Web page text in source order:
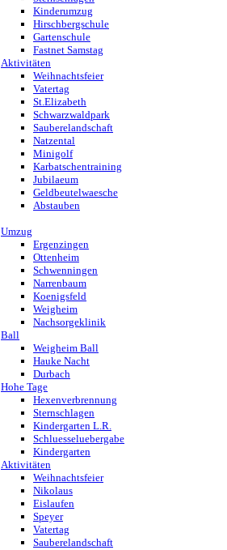
Kinderumzug
Hirschbergschule
Gartenschule
Fastnet Samstag
Aktivitäten
Weihnachtsfeier
Vatertag
St.Elizabeth
Schwarzwaldpark
Sauberelandschaft
Natzental
Minigolf
Karbatschentraining
Jubilaeum
Geldbeutelwaesche
Abstauben
Umzug
Ergenzingen
Ottenheim
Schwenningen
Narrenbaum
Koenigsfeld
Weigheim
Nachsorgeklinik
Ball
Weigheim Ball
Hauke Nacht
Durbach
Hohe Tage
Hexenverbrennung
Sternschlagen
Kindergarten L.R.
Schluesseluebergabe
Kindergarten
Aktivitäten
Weihnachtsfeier
Nikolaus
Eislaufen
Speyer
Vatertag
Sauberelandschaft